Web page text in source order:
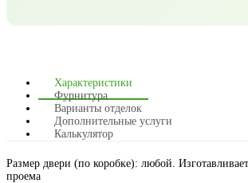
Характеристики
Фурнитура
Варианты отделок
Дополнительные услуги
Калькулятор
Размер двери (по коробке): любой.
проема